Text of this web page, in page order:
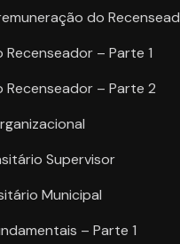
do
– Parte 1
– Parte 2
Supervisor
Municipal
– Parte 1